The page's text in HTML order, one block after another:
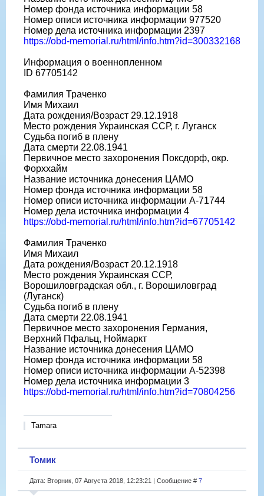
Номер фонда источника информации 58
Номер описи источника информации 977520
Номер дела источника информации 2397
https://obd-memorial.ru/html/info.htm?id=300332168
Информация о военнопленном
ID 67705142
Фамилия Траченко
Имя Михаил
Дата рождения/Возраст 29.12.1918
Место рождения Украинская ССР, г. Луганск
Судьба погиб в плену
Дата смерти 22.08.1941
Первичное место захоронения Поксдорф, окр.
Форххайм
Название источника донесения ЦАМО
Номер фонда источника информации 58
Номер описи источника информации A-71744
Номер дела источника информации 4
https://obd-memorial.ru/html/info.htm?id=67705142
Фамилия Траченко
Имя Михаил
Дата рождения/Возраст 20.12.1918
Место рождения Украинская ССР,
Ворошиловградская обл., г. Ворошиловград
(Луганск)
Судьба погиб в плену
Дата смерти 22.08.1941
Первичное место захоронения Германия,
Верхний Пфальц, Ноймаркт
Название источника донесения ЦАМО
Номер фонда источника информации 58
Номер описи источника информации A-52398
Номер дела источника информации 3
https://obd-memorial.ru/html/info.htm?id=70804256
Tamara
Томик
Дата: Вторник, 07 Августа 2018, 12:23:21 | Сообщение # 7